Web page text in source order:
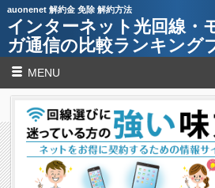
auonenet 解約金 免除 解約方法
インターネット光回線・
ガ通信の比較ランキング
MENU